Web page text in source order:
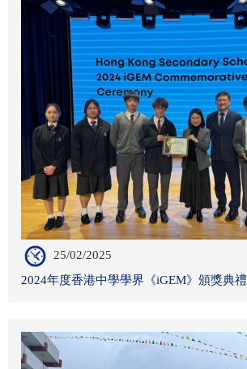
25/02/2025
2024年度香港中學學界《iGEM》頒獎典禮